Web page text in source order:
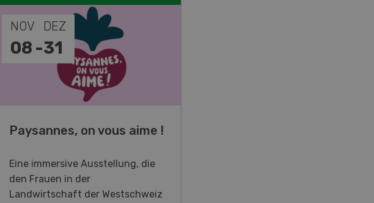
NOV
08 -
DEZ
31
Paysannes, on vous aime !
Eine immersive Ausstellung, die
den Frauen in der
Landwirtschaft der Westschweiz